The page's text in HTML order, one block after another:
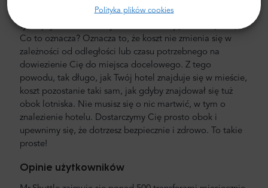
Polityka plików cookies
zapłacić z góry kartą kredytową lub PayPal. Pamiętaj, że
tylko prywatne transfery lotniskowe mają ustaloną cenę.
Co to oznacza? Oznacza to, że koszt nie zmienia się w
zależności od odległości lub czasu potrzebnego na
dowiezienie Cię do miejsca docelowego. Z tego
powodu, tak długo, jak Twój hotel znajduje się w mieście,
koszt pozostanie taki sam, jak gdyby znajdował się tuż
obok lotniska. Nie musisz się o nic martwić, w tym o
znalezienie hotelu. Dostarczymy Cię prosto obok i
upewnimy się, że dotrzesz bezpiecznie i zdrowo. To takie
proste!
Opinie użytkowników